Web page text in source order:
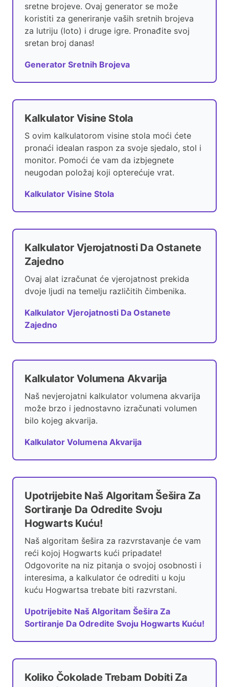
sretne brojeve. Ovaj generator se može
koristiti za generiranje vaših sretnih brojeva
za lutriju (loto) i druge igre. Pronađite svoj
sretan broj danas!
Generator Sretnih Brojeva
Kalkulator Visine Stola
S ovim kalkulatorom visine stola moći ćete
pronaći idealan raspon za svoje sjedalo, stol i
monitor. Pomoći će vam da izbjegnete
neugodan položaj koji opterećuje vrat.
Kalkulator Visine Stola
Kalkulator Vjerojatnosti Da Ostanete
Zajedno
Ovaj alat izračunat će vjerojatnost prekida
dvoje ljudi na temelju različitih čimbenika.
Kalkulator Vjerojatnosti Da Ostanete
Zajedno
Kalkulator Volumena Akvarija
Naš nevjerojatni kalkulator volumena akvarija
može brzo i jednostavno izračunati volumen
bilo kojeg akvarija.
Kalkulator Volumena Akvarija
Upotrijebite Naš Algoritam Šešira Za
Sortiranje Da Odredite Svoju
Hogwarts Kuću!
Naš algoritam šešira za razvrstavanje će vam
reći kojoj Hogwarts kući pripadate!
Odgovorite na niz pitanja o svojoj osobnosti i
interesima, a kalkulator će odrediti u koju
kuću Hogwartsa trebate biti razvrstani.
Upotrijebite Naš Algoritam Šešira Za
Sortiranje Da Odredite Svoju Hogwarts Kuću!
Koliko Čokolade Trebam Dobiti Za